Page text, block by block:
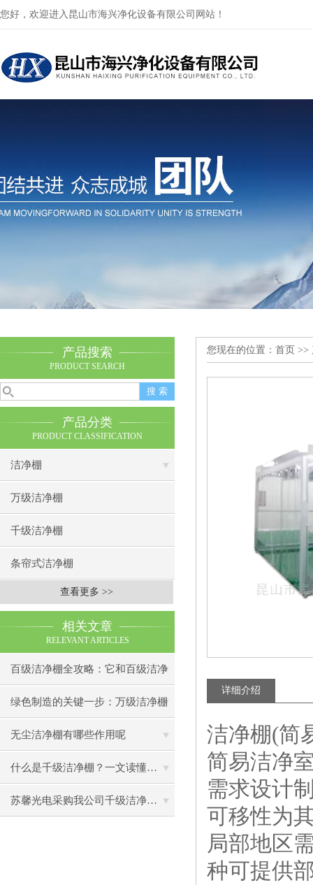
您好，欢迎进入昆山市海兴净化设备有限公司网站！
产品搜索
PRODUCT SEARCH
产品分类
PRODUCT CLASSIFICATION
洁净棚
万级洁净棚
千级洁净棚
条帘式洁净棚
查看更多 >>
相关文章
RELEVANT ARTICLES
百级洁净棚全攻略：它和百级洁净
室到底有什么区别？
绿色制造的关键一步：万级洁净棚
助力环保型半导体产业发展
无尘洁净棚有哪些作用呢
什么是千级洁净棚？一文读懂其结构特点与局部净化优势
苏馨光电采购我公司千级洁净棚普通工作台一批（7月07日）已顺利交货
您现在的位置： 首页 >>
详细介绍
洁净棚(简
简易洁净
需求设计
可移性为
局部地区
种可提供